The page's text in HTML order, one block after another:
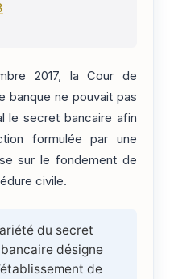
2017, la Cour de
banque ne pouvait pas
le secret bancaire afin
formulée par une
sur le fondement de
civile.
du secret
désigne
de